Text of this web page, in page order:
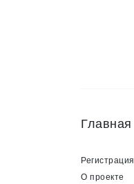
Главная
Регистрация
О проекте